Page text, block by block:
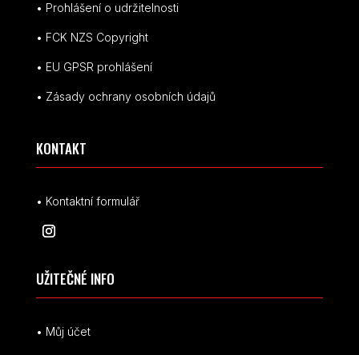
• Prohlášení o udržitelnosti
• FCK NZS Copyright
• EU GPSR prohlášení
• Zásady ochrany osobních údajů
KONTAKT
• Kontaktní formulář
UŽITEČNÉ INFO
• Můj účet